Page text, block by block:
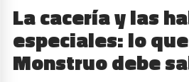
La cacería y las
especiales: lo
Monstruo debe